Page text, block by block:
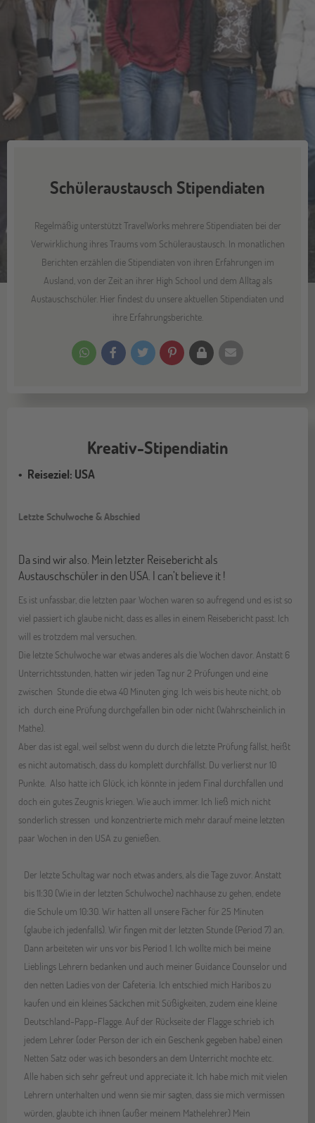
Schüleraustausch Stipendiaten
Regelmäßig unterstützt TravelWorks mehrere Stipendiaten bei der
Verwirklichung ihres Traums vom Schüleraustausch. In monatlichen
Berichten erzählen die Stipendiaten von ihren Erfahrungen im
Ausland, von der Zeit an ihrer High School und dem Alltag als
Austauschschüler. Hier findest du unsere aktuellen Stipendiaten und
ihre Erfahrungsberichte.
Kreativ-Stipendiatin
Reiseziel: USA
Letzte Schulwoche & Abschied
Da sind wir also. Mein letzter Reisebericht als
Austauschschüler in den USA. I can’t believe it !
Es ist unfassbar, die letzten paar Wochen waren so aufregend und es ist so
viel passiert ich glaube nicht, dass es alles in einem Reisebericht passt. Ich
will es trotzdem mal versuchen.
Die letzte Schulwoche war etwas anderes als die Wochen davor. Anstatt 6
Unterrichtsstunden, hatten wir jeden Tag nur 2 Prüfungen und eine
zwischen Stunde die etwa 40 Minuten ging. Ich weis bis heute nicht, ob
ich durch eine Prüfung durchgefallen bin oder nicht (Wahrscheinlich in
Mathe).
Aber das ist egal, weil selbst wenn du durch die letzte Prüfung fällst, heißt
es nicht automatisch, dass du komplett durchfällst. Du verlierst nur 10
Punkte. Also hatte ich Glück, ich könnte in jedem Final durchfallen und
doch ein gutes Zeugnis kriegen. Wie auch immer. Ich ließ mich nicht
sonderlich stressen und konzentrierte mich mehr darauf meine letzten
paar Wochen in den USA zu genießen.
Der letzte Schultag war noch etwas anders, als die Tage zuvor. Anstatt
bis 11:30 (Wie in der letzten Schulwoche) nachhause zu gehen, endete
die Schule um 10:30. Wir hatten all unsere Fächer für 25 Minuten
(glaube ich jedenfalls). Wir fingen mit der letzten Stunde (Period 7) an.
Dann arbeiteten wir uns vor bis Period 1. Ich wollte mich bei meine
Lieblings Lehrern bedanken und auch meiner Guidance Counselor und
den netten Ladies von der Cafeteria. Ich entschied mich Haribos zu
kaufen und ein kleines Säckchen mit Süßigkeiten, zudem eine kleine
Deutschland-Papp-Flagge. Auf der Rückseite der Flagge schrieb ich
jedem Lehrer (oder Person der ich ein Geschenk gegeben habe) einen
Netten Satz oder was ich besonders an dem Unterricht mochte etc.
Alle haben sich sehr gefreut und appreciate it. Ich habe mich mit vielen
Lehrern unterhalten und wenn sie mir sagten, dass sie mich vermissen
würden, glaubte ich ihnen (außer meinem Mathelehrer) Mein